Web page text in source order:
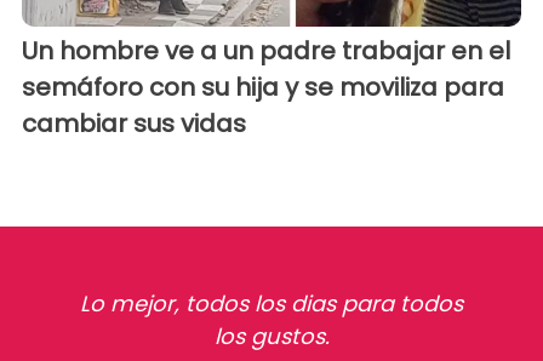
Un hombre ve a un padre trabajar en el
semáforo con su hija y se moviliza para
cambiar sus vidas
Lo mejor, todos los dias para todos
los gustos.